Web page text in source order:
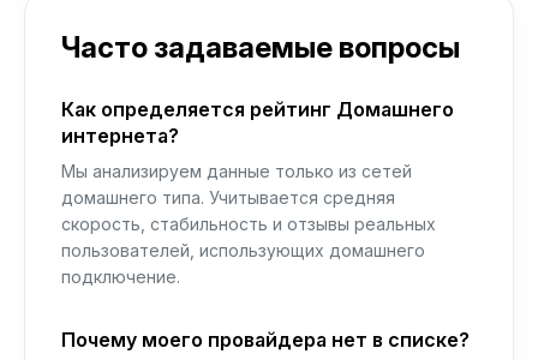
Часто задаваемые вопросы
Как определяется рейтинг Домашнего
интернета?
Мы анализируем данные только из сетей
домашнего типа. Учитывается средняя
скорость, стабильность и отзывы реальных
пользователей, использующих домашнего
подключение.
Почему моего провайдера нет в списке?